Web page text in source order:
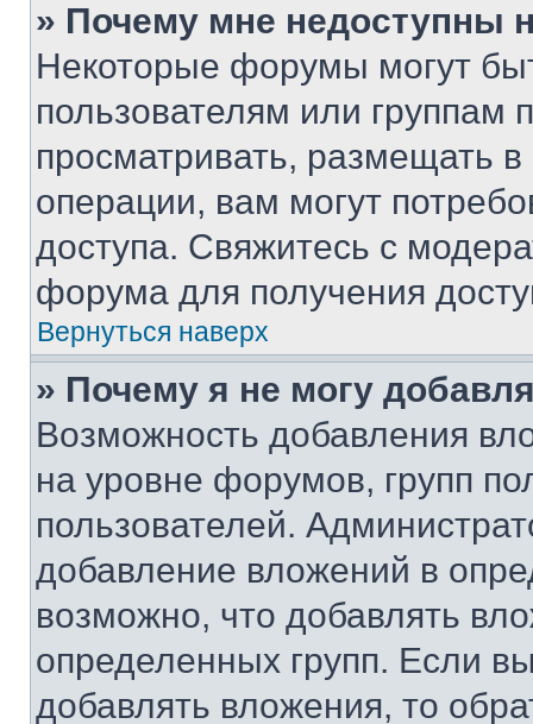
» Почему мне недоступны
Некоторые форумы могут
пользователям или группам
просматривать, размещать
операции, вам могут
доступа. Свяжитесь с
форума для получения
Вернуться наверх
» Почему я не могу
Возможность добавления
на уровне форумов, групп
пользователей.
добавление вложений в
возможно, что добавлять
определенных групп. Если
добавлять вложения, то